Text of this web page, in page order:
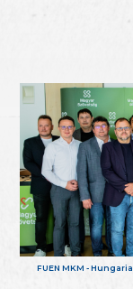
FUEN MKM -